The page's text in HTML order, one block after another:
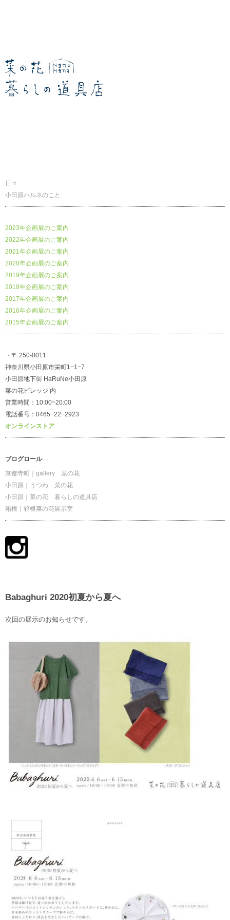
日々
小田原ハルネのこと
2023年企画展のご案内
2022年企画展のご案内
2021年企画展のご案内
2020年企画展のご案内
2019年企画展のご案内
2018年企画展のご案内
2017年企画展のご案内
2016年企画展のご案内
2015年企画展のご案内
・〒 250-0011
神奈川県小田原市栄町1−1−7
小田原地下街 HaRuNe小田原
菜の花ビレッジ 内
営業時間：10:00~20:00
電話番号：0465−22−2923
オンラインストア
ブログロール
京都寺町｜gallery 菜の花
小田原｜うつわ 菜の花
小田原｜菜の花 暮らしの道具店
箱根｜箱根菜の花展示室
Babaghuri 2020初夏から夏へ
次回の展示のお知らせです。